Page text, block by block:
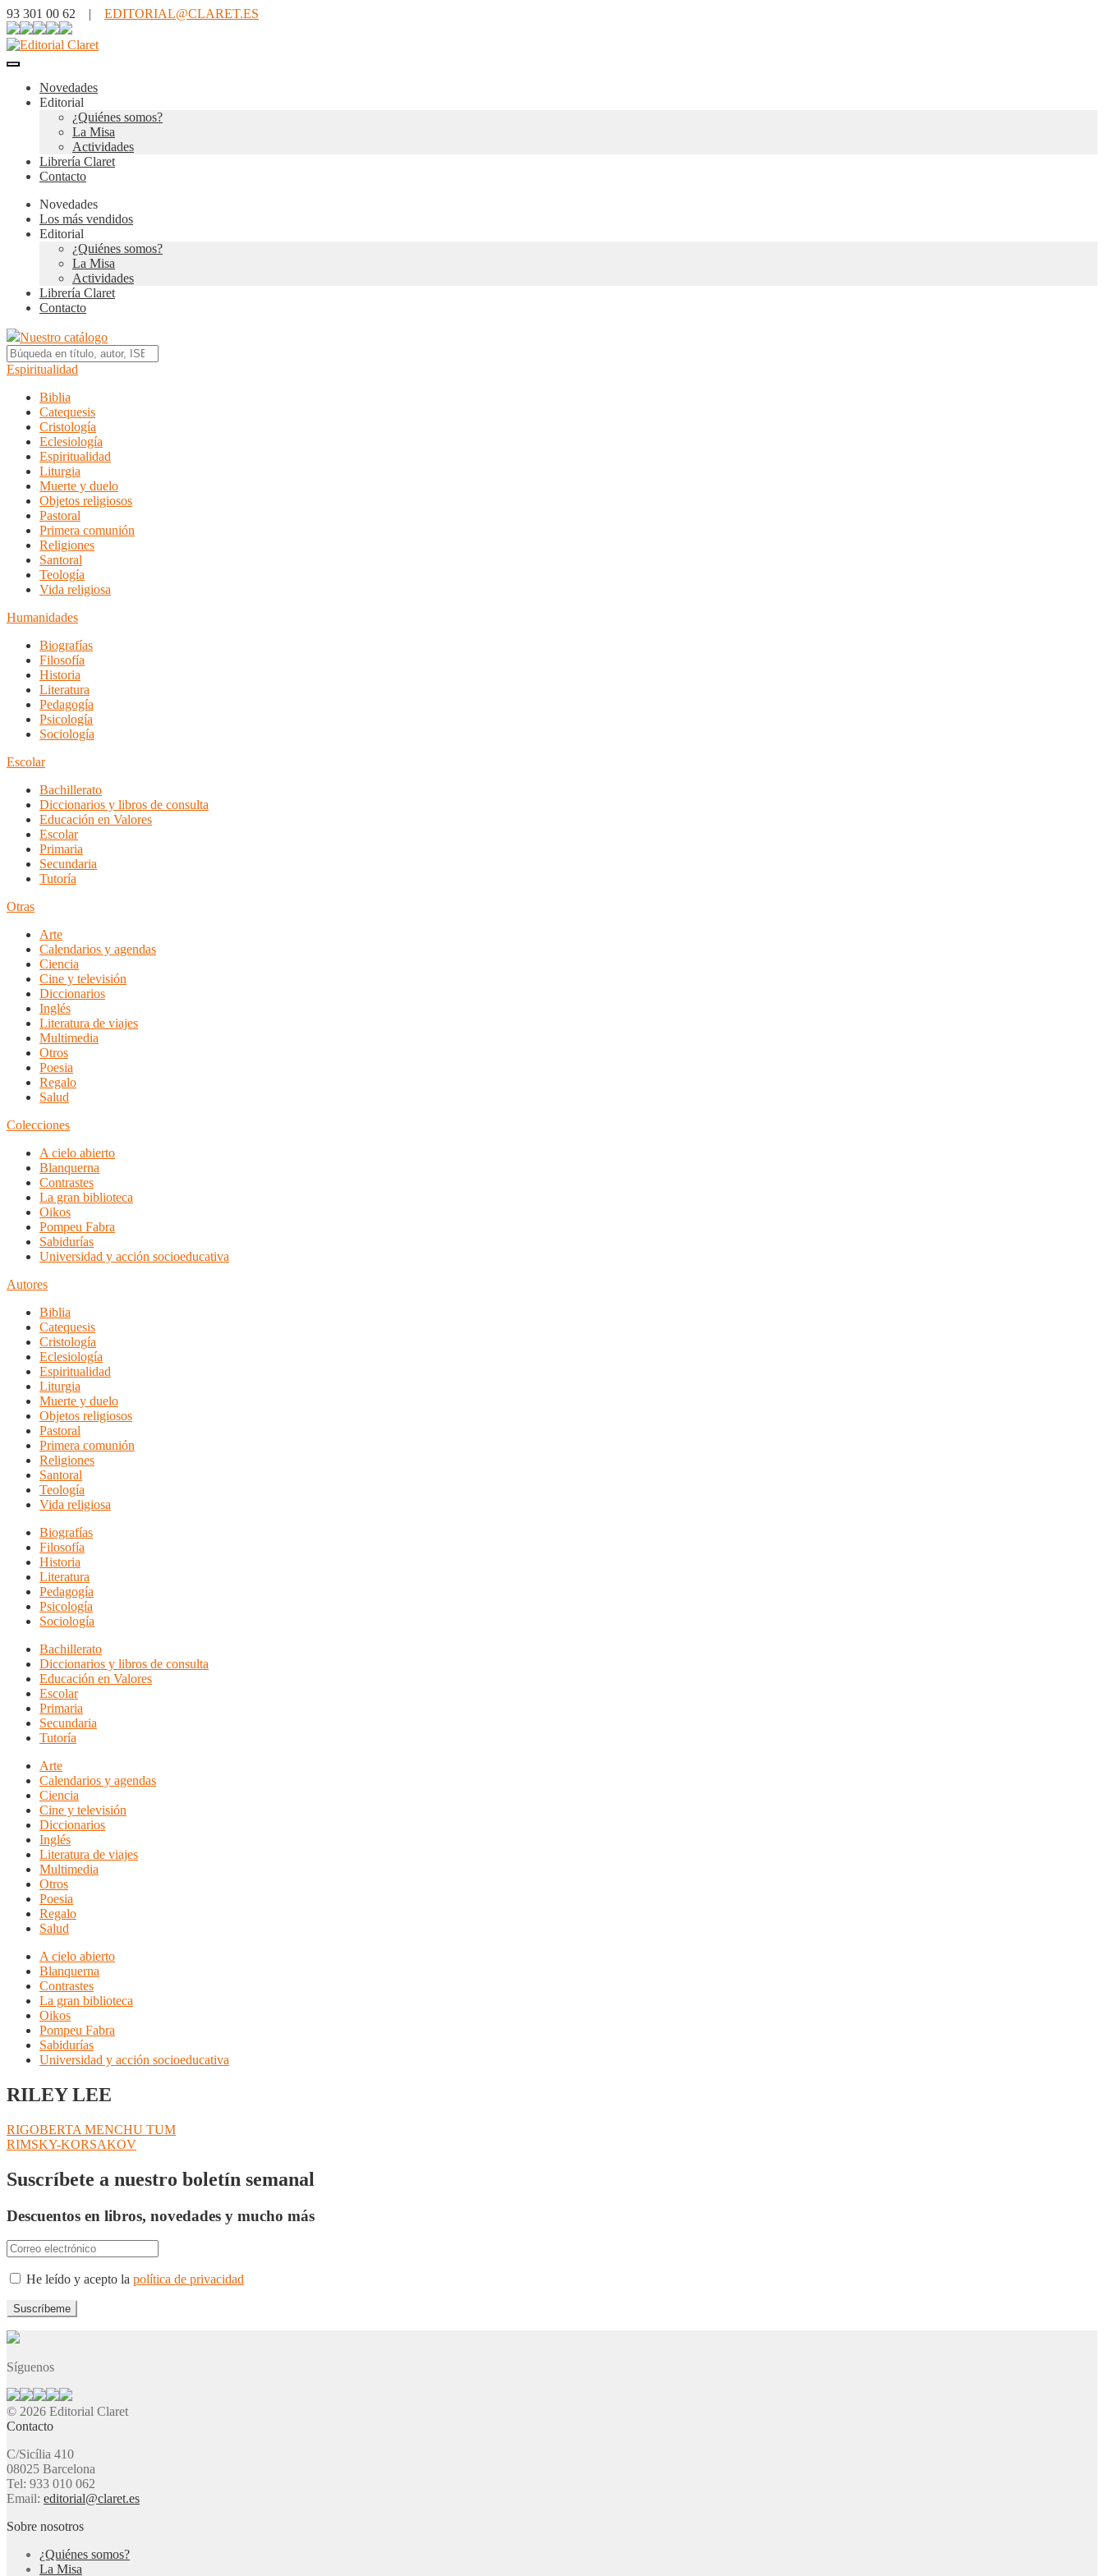
93 301 00 62 | EDITORIAL@CLARET.ES
Novedades
Editorial
¿Quiénes somos?
La Misa
Actividades
Librería Claret
Contacto
Novedades
Los más vendidos
Editorial
¿Quiénes somos?
La Misa
Actividades
Librería Claret
Contacto
Nuestro catálogo
Espiritualidad
Biblia
Catequesis
Cristología
Eclesiología
Espiritualidad
Liturgia
Muerte y duelo
Objetos religiosos
Pastoral
Primera comunión
Religiones
Santoral
Teología
Vida religiosa
Humanidades
Biografías
Filosofía
Historia
Literatura
Pedagogía
Psicología
Sociología
Escolar
Bachillerato
Diccionarios y libros de consulta
Educación en Valores
Escolar
Primaria
Secundaria
Tutoría
Otras
Arte
Calendarios y agendas
Ciencia
Cine y televisión
Diccionarios
Inglés
Literatura de viajes
Multimedia
Otros
Poesia
Regalo
Salud
Colecciones
A cielo abierto
Blanquerna
Contrastes
La gran biblioteca
Oikos
Pompeu Fabra
Sabidurías
Universidad y acción socioeducativa
Autores
Biblia
Catequesis
Cristología
Eclesiología
Espiritualidad
Liturgia
Muerte y duelo
Objetos religiosos
Pastoral
Primera comunión
Religiones
Santoral
Teología
Vida religiosa
Biografías
Filosofía
Historia
Literatura
Pedagogía
Psicología
Sociología
Bachillerato
Diccionarios y libros de consulta
Educación en Valores
Escolar
Primaria
Secundaria
Tutoría
Arte
Calendarios y agendas
Ciencia
Cine y televisión
Diccionarios
Inglés
Literatura de viajes
Multimedia
Otros
Poesia
Regalo
Salud
A cielo abierto
Blanquerna
Contrastes
La gran biblioteca
Oikos
Pompeu Fabra
Sabidurías
Universidad y acción socioeducativa
RILEY LEE
Navegación
de
entradas
Anterior:
RIGOBERTA MENCHU TUM
Siguiente:
RIMSKY-KORSAKOV
Suscríbete a nuestro boletín semanal
Descuentos en libros, novedades y mucho más
He leído y acepto la política de privacidad
Síguenos
© 2026 Editorial Claret
Contacto
C/Sicília 410
08025 Barcelona
Tel: 933 010 062
Email: editorial@claret.es
Sobre nosotros
¿Quiénes somos?
La Misa